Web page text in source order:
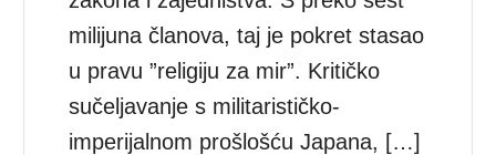
milijuna članova, taj je pokret stasao
u pravu ”religiju za mir”. Kritičko
sučeljavanje s militarističko-
imperijalnom prošlošću Japana, […]